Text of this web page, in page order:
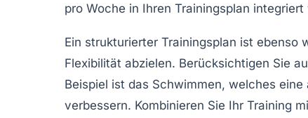
pro Woche in Ihren Trainingsplan integriert
Ein strukturierter Trainingsplan ist ebenso
Flexibilität abzielen. Berücksichtigen Sie
Beispiel ist das Schwimmen, welches eine
verbessern. Kombinieren Sie Ihr Training